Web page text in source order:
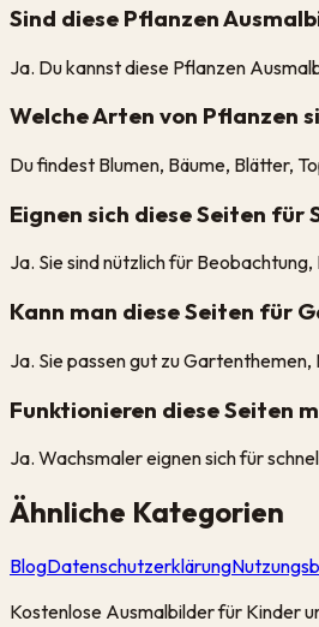
Sind diese Pflanzen
Ja. Du kannst diese Pflanzen
Welche Arten von Pflanzen
Du findest Blumen, Bäume, Blätter,
Eignen sich diese Seiten für
Ja. Sie sind nützlich für
Kann man diese Seiten für
Ja. Sie passen gut zu
Funktionieren diese Seiten
Ja. Wachsmaler eignen sich für
Ähnliche Kategorien
BlogDatenschutzerklärung
Kostenlose Ausmalbilder für Kinder